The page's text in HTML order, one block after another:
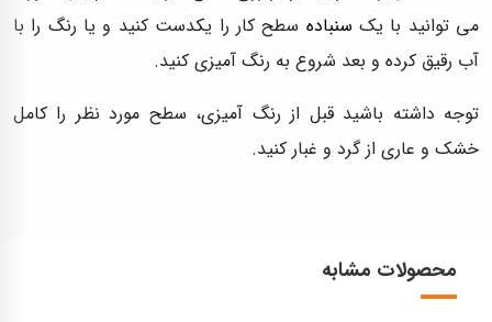
می توانید با یک سنباده سطح کار را یکدست کنید و یا رنگ را با
آب رقیق کرده و بعد شروع به رنگ آمیزی کنید.
توجه داشته باشید قبل از رنگ آمیزی، سطح مورد نظر را کامل
خشک و عاری از گرد و غبار کنید.
محصولات مشابه